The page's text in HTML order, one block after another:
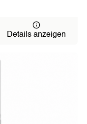
Details anzeigen